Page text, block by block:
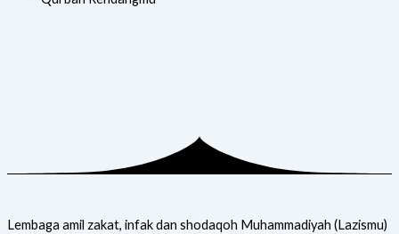
Lembaga amil zakat, infak dan shodaqoh Muhammadiyah (Lazismu)